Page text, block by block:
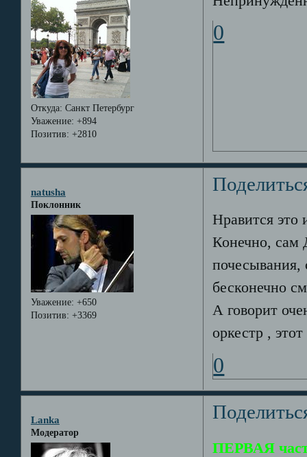
Откуда: Санкт Петербург
Уважение: +894
Позитив: +2810
0
natusha
Поклонник
Уважение: +650
Позитив: +3369
Нравится это
Конечно, сам
почесывания,
бесконечно
А говорит
оркестр ,
0
Lanka
Модератор
ПЕРВАЯ